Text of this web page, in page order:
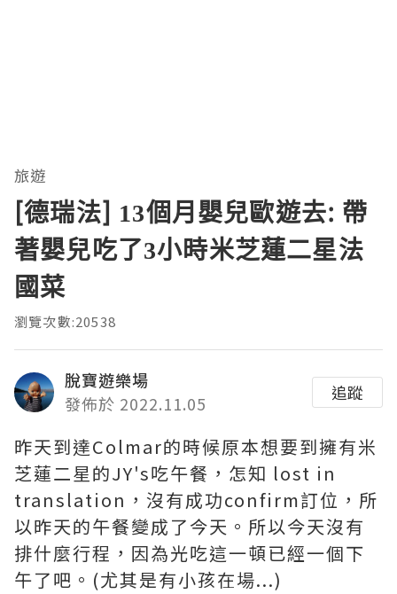
旅遊
[德瑞法] 13個月嬰兒歐遊去: 帶
著嬰兒吃了3小時米芝蓮二星法
國菜
瀏覽次數:20538
脫寶遊樂場
發佈於 2022.11.05
追蹤
昨天到達Colmar的時候原本想要到擁有米
芝蓮二星的JY's吃午餐，怎知 lost in
translation，沒有成功confirm訂位，所
以昨天的午餐變成了今天。所以今天沒有
排什麼行程，因為光吃這一頓已經一個下
午了吧。(尤其是有小孩在場...)